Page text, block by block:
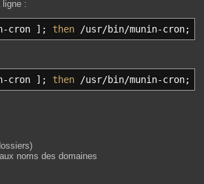
ligne :
cron ] ; then /usr/bin/munin-cron;
cron ] ; then /usr/bin/munin-cron;
noms des domaines